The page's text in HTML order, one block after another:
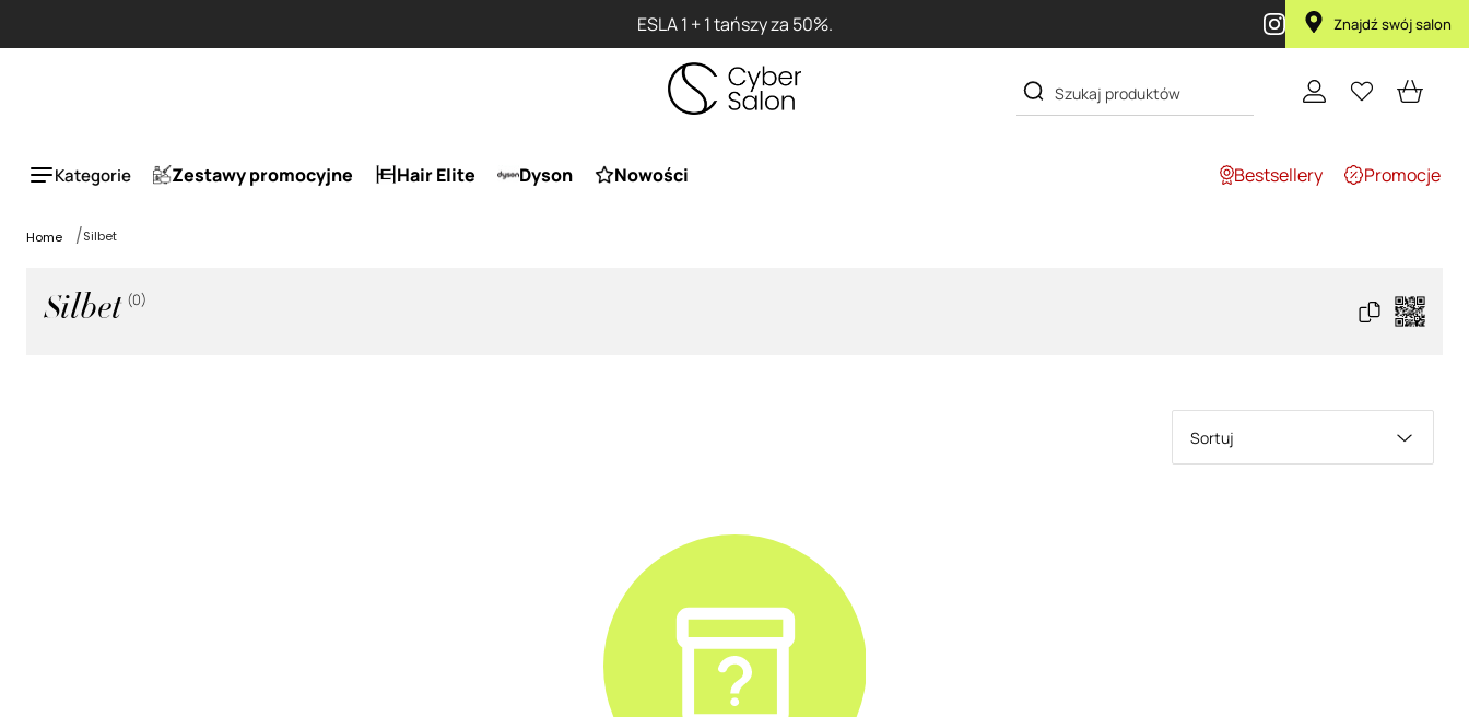
ESLA 1 + 1 tańszy za 50%. Znajdź swój salon
Kategorie Zestawy promocyjne Hair Elite Dyson Nowości Bestsellery Promocje
Home Silbet
Silbet (0)
Sortuj